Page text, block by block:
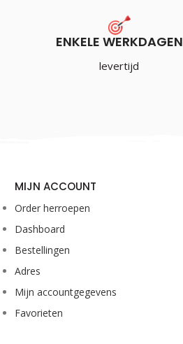
ENKELE WERKDAGEN
levertijd
MIJN ACCOUNT
Order herroepen
Dashboard
Bestellingen
Adres
Mijn accountgegevens
Favorieten